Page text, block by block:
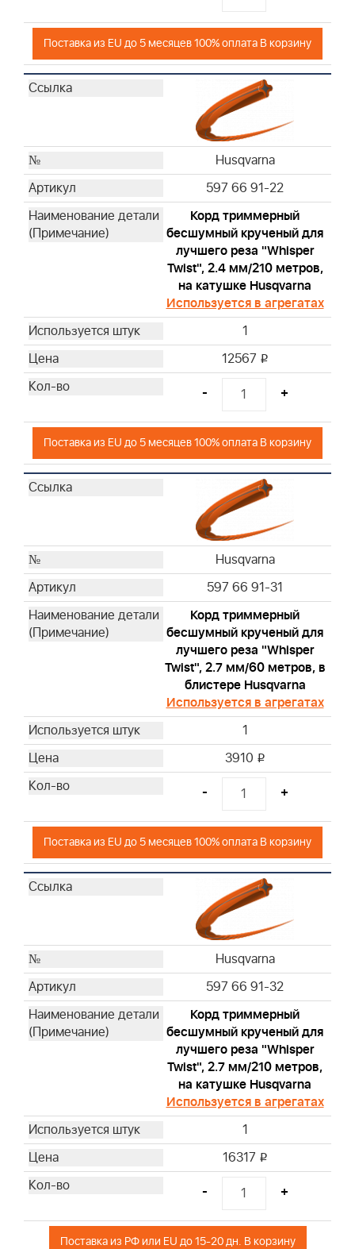
Поставка из EU до 5 месяцев 100% оплата В корзину
Husqvarna
597 66 91-22
Корд триммерный
бесшумный крученый для
лучшего реза "Whisper
Twist", 2.4 мм/210 метров,
на катушке Husqvarna
Используется в агрегатах
1
12567 i
- +
Поставка из EU до 5 месяцев 100% оплата В корзину
Husqvarna
597 66 91-31
Корд триммерный
бесшумный крученый для
лучшего реза "Whisper
Twist", 2.7 мм/60 метров, в
блистере Husqvarna
Используется в агрегатах
1
3910 i
- +
Поставка из EU до 5 месяцев 100% оплата В корзину
Husqvarna
597 66 91-32
Корд триммерный
бесшумный крученый для
лучшего реза "Whisper
Twist", 2.7 мм/210 метров,
на катушке Husqvarna
Используется в агрегатах
1
16317 i
- +
Поставка из РФ или EU до 15-20 дн. В корзину